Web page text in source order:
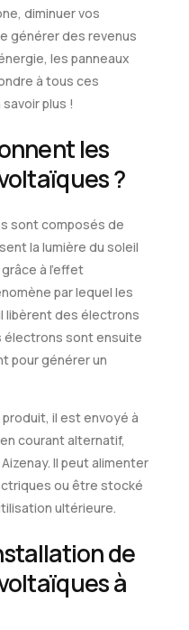
diminuer vos
générer des revenus
les panneaux
à tous ces
plus !
les
?
sont composés de
la lumière du soleil
à l'effet
par lequel les
libèrent des électrons
électrons sont ensuite
pour générer un
il est envoyé à
courant alternatif,
Il peut alimenter
ou être stocké
ultérieure.
de
à